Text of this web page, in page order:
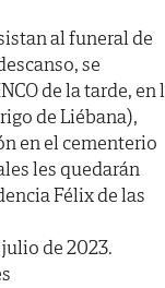
al funeral de
se
de la tarde, en
de Liébana),
en el cementerio
les quedarán
Félix de las
de 2023.